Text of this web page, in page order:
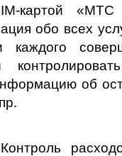
картой
обо всех
каждого
об